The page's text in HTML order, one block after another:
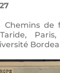
Chemins de